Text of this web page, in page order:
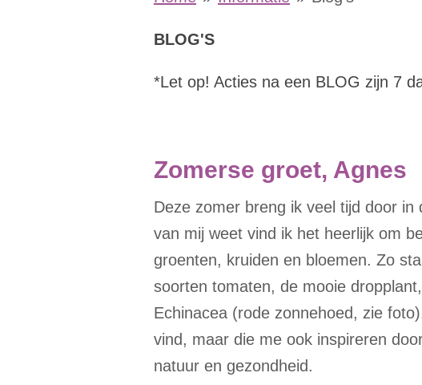
BLOG'S
*Let op! Acties na een BLOG zijn 7
Zomerse groet, Agnes
Deze zomer breng ik veel tijd door in
van mij weet vind ik het heerlijk om
groenten, kruiden en bloemen. Zo
soorten tomaten, de mooie
Echinacea (rode zonnehoed, zie
vind, maar die me ook inspireren
natuur en gezondheid.